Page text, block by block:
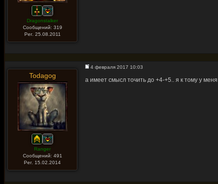
Dragonstalker
Сообщений: 319
Рег. 25.08.2011
Todagog
Ranger
Сообщений: 491
Рег. 15.02.2014
4 февраля 2017 10:03
а имеет смысл точить до +4-+5.. я к тому у